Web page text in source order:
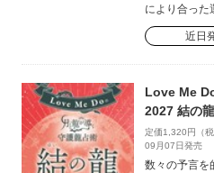
により合った
近日
Love Me
2027 結の龍
定価1,320円（
09月07日発売
数々の予言を